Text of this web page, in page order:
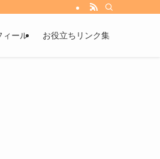
ィール お役立ちリンク集